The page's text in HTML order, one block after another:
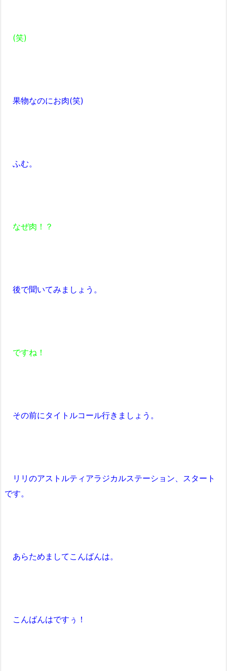
(笑)
果物なのにお肉(笑)
ふむ。
なぜ肉！？
後で聞いてみましょう。
ですね！
その前にタイトルコール行きましょう。
リリのアストルティアラジカルステーション、スタート
です。
あらためましてこんばんは。
こんばんはですぅ！